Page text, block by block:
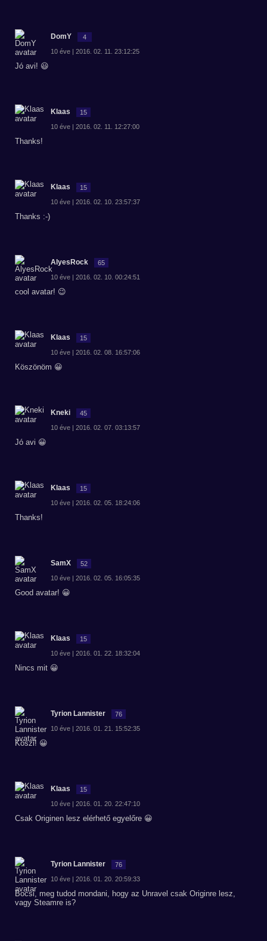
DomY 4
10 éve | 2016. 02. 11. 23:12:25
Jó avi! 😃
Klaas 15
10 éve | 2016. 02. 11. 12:27:00
Thanks!
Klaas 15
10 éve | 2016. 02. 10. 23:57:37
Thanks :-)
AlyesRock 65
10 éve | 2016. 02. 10. 00:24:51
cool avatar! 😉
Klaas 15
10 éve | 2016. 02. 08. 16:57:06
Köszönöm 😀
Kneki 45
10 éve | 2016. 02. 07. 03:13:57
Jó avi 😀
Klaas 15
10 éve | 2016. 02. 05. 18:24:06
Thanks!
SamX 52
10 éve | 2016. 02. 05. 16:05:35
Good avatar! 😀
Klaas 15
10 éve | 2016. 01. 22. 18:32:04
Nincs mit 😀
Tyrion Lannister 76
10 éve | 2016. 01. 21. 15:52:35
Köszi! 😀
Klaas 15
10 éve | 2016. 01. 20. 22:47:10
Csak Originen lesz elérhető egyelőre 😀
Tyrion Lannister 76
10 éve | 2016. 01. 20. 20:59:33
Bocsi, meg tudod mondani, hogy az Unravel csak Originre lesz,
vagy Steamre is?